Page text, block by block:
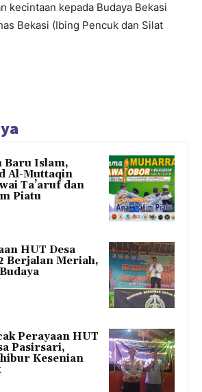
kecintaan kepada Budaya Bekasi
Bekasi (Ibing Pencuk dan Silat
Baru Islam,
Al-Muttaqin
Ta’aruf dan
Piatu
HUT Desa
Berjalan Meriah,
Perayaan HUT
Pasirsari,
Kesenian